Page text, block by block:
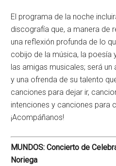
El programa de la noche
discografía que, a manera de
una reflexión profunda de lo
cobijo de la música, la poesía
las amigas musicales; será
y una ofrenda de su talento
canciones para dejar ir,
intenciones y canciones para
¡Acompáñanos!
MUNDOS: Concierto de
Noriega